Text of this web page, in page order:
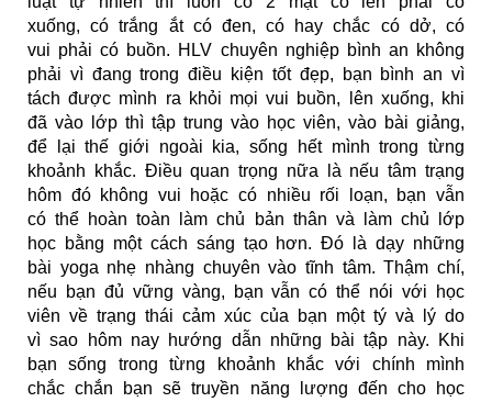
xuống, có trắng ắt có đen, có hay chắc có dở, có
vui phải có buồn. HLV chuyên nghiệp bình an không
phải vì đang trong điều kiện tốt đẹp, bạn bình an vì
tách được mình ra khỏi mọi vui buồn, lên xuống, khi
đã vào lớp thì tập trung vào học viên, vào bài giảng,
để lại thế giới ngoài kia, sống hết mình trong từng
khoảnh khắc. Điều quan trọng nữa là nếu tâm trạng
hôm đó không vui hoặc có nhiều rối loạn, bạn vẫn
có thể hoàn toàn làm chủ bản thân và làm chủ lớp
học bằng một cách sáng tạo hơn. Đó là dạy những
bài yoga nhẹ nhàng chuyên vào tĩnh tâm. Thậm chí,
nếu bạn đủ vững vàng, bạn vẫn có thể nói với học
viên về trạng thái cảm xúc của bạn một tý và lý do
vì sao hôm nay hướng dẫn những bài tập này. Khi
bạn sống trong từng khoảnh khắc với chính mình
chắc chắn bạn sẽ truyền năng lượng đến cho học